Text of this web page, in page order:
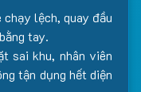
chạy lệch, quay đầu
tay.
sai khu, nhân viên
tận dụng hết diện